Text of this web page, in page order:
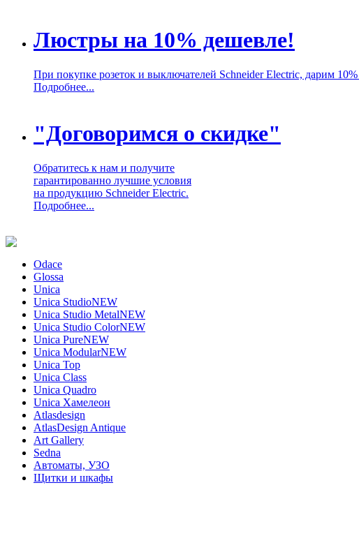
Люстры на 10% дешевле!
При покупке розеток и выключателей Schneider Electric, дарим
Подробнее...
"Договоримся о скидке"
Обратитесь к нам и получите
гарантированно лучшие условия
на продукцию Schneider Electric.
Подробнее...
Odace
Glossa
Unica
Unica StudioNEW
Unica Studio MetalNEW
Unica Studio ColorNEW
Unica PureNEW
Unica ModularNEW
Unica Top
Unica Class
Unica Quadro
Unica Хамелеон
Atlasdesign
AtlasDesign Antique
Art Gallery
Sedna
Автоматы, УЗО
Щитки и шкафы